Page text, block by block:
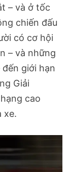
– và ở tốc
chiến đấu
có cơ hội
– và những
giới hạn
Giải
cao
xe.